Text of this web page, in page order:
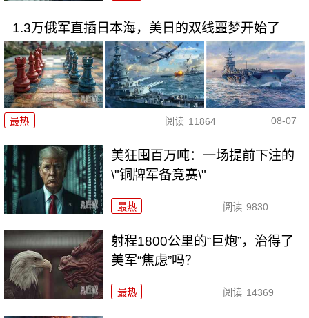
1.3万俄军直插日本海，美日的双线噩梦开始了
最热 阅读 11864 08-07
美狂囤百万吨：一场提前下注的
\"铜牌军备竞赛\"
最热 阅读 9830
射程1800公里的“巨炮”，治得了
美军“焦虑”吗？
最热 阅读 14369